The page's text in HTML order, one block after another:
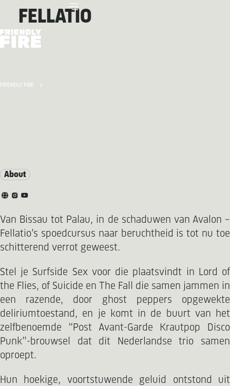
FRIENDLY FIRE
FELLATIO
About
Van Bissau tot Palau, in de schaduwen van Avalon –
Fellatio’s spoedcursus naar beruchtheid is tot nu toe
schitterend verrot geweest.
Stel je Surfside Sex voor die plaatsvindt in Lord of
the Flies, of Suicide en The Fall die samen jammen in
een razende, door ghost peppers opgewekte
deliriumtoestand, en je komt in de buurt van het
zelfbenoemde “Post Avant-Garde Krautpop Disco
Punk”-brouwsel dat dit Nederlandse trio samen
oproept.
Hun hoekige, voortstuwende geluid ontstond uit